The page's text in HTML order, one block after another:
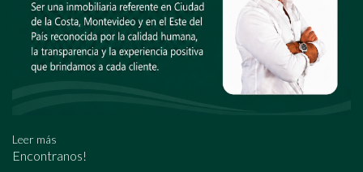
Leer más
Encontranos!